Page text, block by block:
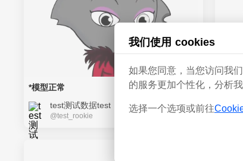
*模型正常 138
test测试数据test
@test_rookie 36
我们使用 cookies
如果您同意，当您访问我
的服务更加个性化，分析
选择一个选项或前往